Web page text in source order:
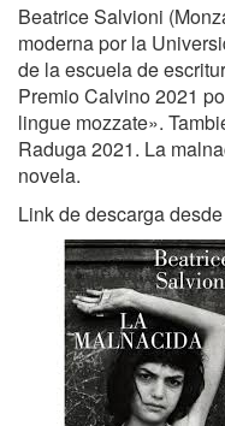
Beatrice Salvioni
moderna por la
de la escuela de
Premio Calvino 2021
lingue mozzate».
Raduga 2021. La
novela.
Link de descarga